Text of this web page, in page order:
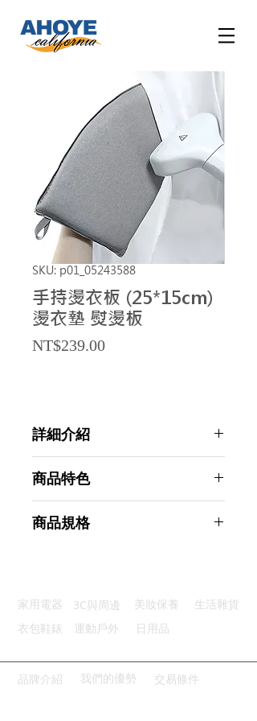
SKU: p01_05243588
手持燙衣板 (25*15cm)
燙衣墊 熨燙板
NT$239.00Price
詳細介紹
商品特色
外層防水：防水層面料不怕蒸汽
商品規格
主要材質：不織布、海綿
商品尺寸：25*15*2cm
產地名稱：中國大陸
代理商：亞桓有限公司
家用電器 3C與周邊 美妝保養
生活雜貨
衣包鞋錶
運動戶外 日用品
品牌介紹 我們的優勢 交易條件